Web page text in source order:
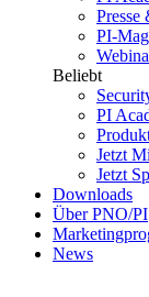
Presse
PI-
Beliebt
PI
Jetzt
Jetzt
Downloads
Über PNO/PI
News